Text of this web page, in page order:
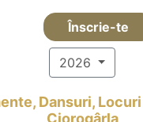
Înscrie-te
2026
Dansuri,
Ciorogârla